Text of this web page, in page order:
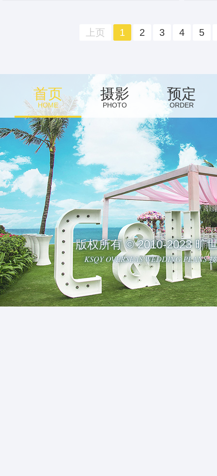
上页 1 2 3 4 5
首页
HOME
摄影
PHOTO
预定
ORDER
版权所有 © 2010-2023 旷
KSQY OVERSEAS WEDDING PLANS